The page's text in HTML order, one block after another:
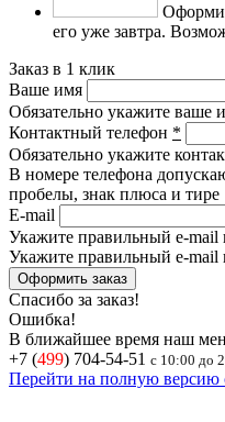
его уже завтра.
Заказ в 1 клик
Ваше имя
Обязательно укажите ваше
Контактный телефон *
Обязательно укажите
В номере телефона
пробелы, знак плюса и тире
E-mail
Укажите правильный e-mail
Укажите правильный e-mail
Спасибо за заказ!
Ошибка!
В ближайшее время наш
+7 (499) 704-54-51 с 10:00 до
Перейти на полную версию